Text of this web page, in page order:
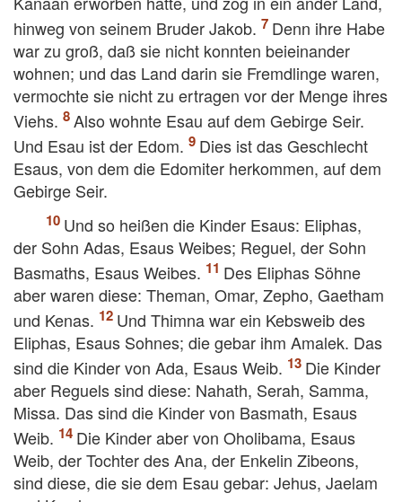
hinweg von seinem Bruder Jakob.
Denn ihre Habe
war zu groß, daß sie nicht konnten beieinander
wohnen; und das Land darin sie Fremdlinge waren,
vermochte sie nicht zu ertragen vor der Menge ihres
Viehs.
Also wohnte Esau auf dem Gebirge Seir.
Und Esau ist der Edom.
Dies ist das Geschlecht
Esaus, von dem die Edomiter herkommen, auf dem
Gebirge Seir.
Und so heißen die Kinder Esaus: Eliphas,
der Sohn Adas, Esaus Weibes; Reguel, der Sohn
Basmaths, Esaus Weibes.
Des Eliphas Söhne
aber waren diese: Theman, Omar, Zepho, Gaetham
und Kenas.
Und Thimna war ein Kebsweib des
Eliphas, Esaus Sohnes; die gebar ihm Amalek. Das
sind die Kinder von Ada, Esaus Weib.
Die Kinder
aber Reguels sind diese: Nahath, Serah, Samma,
Missa. Das sind die Kinder von Basmath, Esaus
Weib.
Die Kinder aber von Oholibama, Esaus
Weib, der Tochter des Ana, der Enkelin Zibeons,
sind diese, die sie dem Esau gebar: Jehus, Jaelam